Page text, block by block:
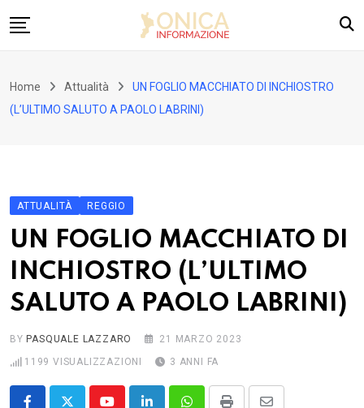
to
Attualità
Dall’Italia
Cultura ed eventi
Sport
Home Attualità
UN FOGLIO MACCHIATO DI INCHIOSTRO
(L’ULTIMO SALUTO A PAOLO LABRINI)
ATTUALITÀ REGGIO
UN FOGLIO MACCHIATO DI
INCHIOSTRO (L’ULTIMO
SALUTO A PAOLO LABRINI)
BYPASQUALE LAZZARO
21 MARZO 2023
1199 VISUALIZZAZIONI 3 ANNI FA